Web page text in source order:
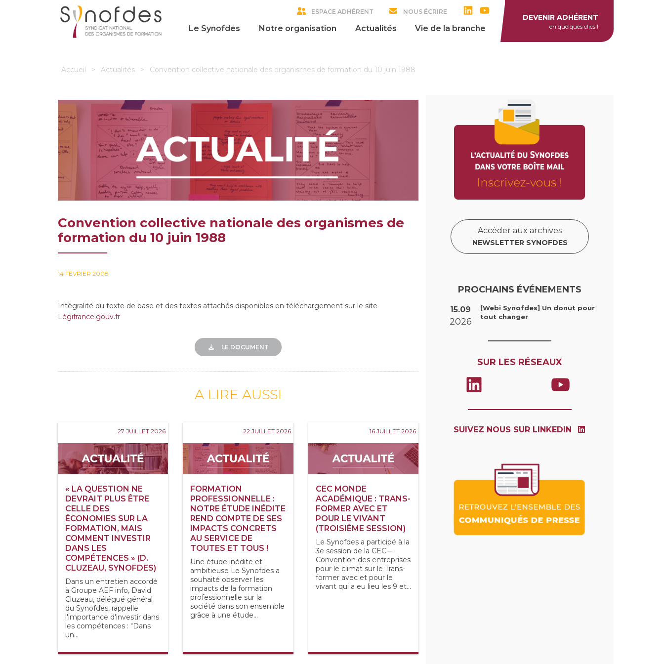
ESPACE ADHÉRENT NOUS ÉCRIRE
Le Synofdes Notre organisation Actualités Vie de la branche
DEVENIR ADHÉRENT
en quelques clics !
Accueil > Actualités > Convention collective nationale des organismes de formation du 10 juin 1988
Convention collective nationale des organismes de
formation du 10 juin 1988
14 FÉVRIER 2008
Intégralité du texte de base et des textes attachés disponibles en téléchargement sur le site
Légifrance.gouv.fr
LE DOCUMENT
A LIRE AUSSI
27 JUILLET 2026
« LA QUESTION NE
DEVRAIT PLUS ÊTRE
CELLE DES
ÉCONOMIES SUR LA
FORMATION, MAIS
COMMENT INVESTIR
DANS LES
COMPÉTENCES » (D.
CLUZEAU, SYNOFDES)
Dans un entretien accordé
à Groupe AEF info, David
Cluzeau, délégué général
du Synofdes, rappelle
l'importance d'investir dans
les compétences : "Dans
un...
22 JUILLET 2026
FORMATION
PROFESSIONNELLE :
NOTRE ÉTUDE INÉDITE
REND COMPTE DE SES
IMPACTS CONCRETS
AU SERVICE DE
TOUTES ET TOUS !
Une étude inédite et
ambitieuse Le Synofdes a
souhaité observer les
impacts de la formation
professionnelle sur la
société dans son ensemble
grâce à une étude...
16 JUILLET 2026
CEC MONDE
ACADÉMIQUE : TRANS-
FORMER AVEC ET
POUR LE VIVANT
(TROISIÈME SESSION)
Le Synofdes a participé à la
3e session de la CEC –
Convention des entreprises
pour le climat sur le Trans-
former avec et pour le
vivant qui a eu lieu les 9 et...
Accéder aux archives
NEWSLETTER SYNOFDES
PROCHAINS ÉVÉNEMENTS
15.09
2026
[Webi Synofdes] Un donut pour
tout changer
SUR LES RÉSEAUX
SUIVEZ NOUS SUR LINKEDIN